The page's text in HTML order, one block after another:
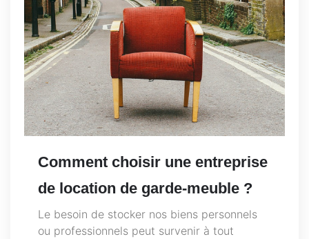
Comment choisir une entreprise
de location de garde-meuble ?
Le besoin de stocker nos biens personnels
ou professionnels peut survenir à tout